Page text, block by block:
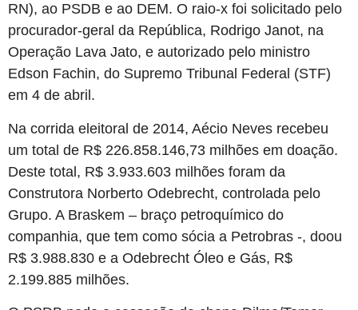
RN), ao PSDB e ao DEM. O raio-x foi solicitado pelo
procurador-geral da República, Rodrigo Janot, na
Operação Lava Jato, e autorizado pelo ministro
Edson Fachin, do Supremo Tribunal Federal (STF)
em 4 de abril.
Na corrida eleitoral de 2014, Aécio Neves recebeu
um total de R$ 226.858.146,73 milhões em doação.
Deste total, R$ 3.933.603 milhões foram da
Construtora Norberto Odebrecht, controlada pelo
Grupo. A Braskem – braço petroquímico do
companhia, que tem como sócia a Petrobras -, doou
R$ 3.988.830 e a Odebrecht Óleo e Gás, R$
2.199.885 milhões.